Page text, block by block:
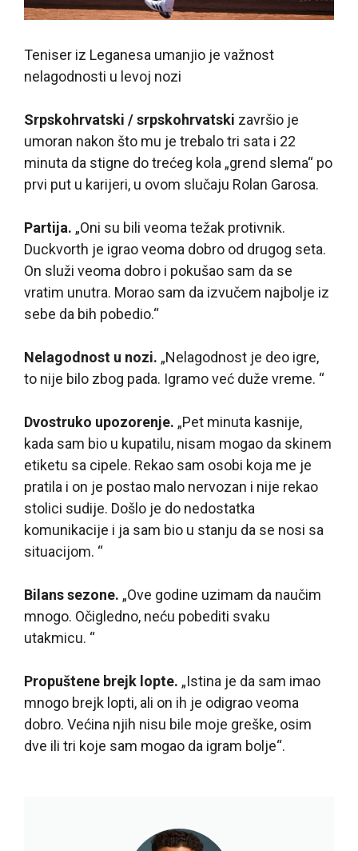
Teniser iz Leganesa umanjio je važnost
nelagodnosti u levoj nozi
Srpskohrvatski / srpskohrvatski završio je
umoran nakon što mu je trebalo tri sata i 22
minuta da stigne do trećeg kola „grend slema“ po
prvi put u karijeri, u ovom slučaju Rolan Garosa.
Partija. „Oni su bili veoma težak protivnik.
Duckvorth je igrao veoma dobro od drugog seta.
On služi veoma dobro i pokušao sam da se
vratim unutra. Morao sam da izvučem najbolje iz
sebe da bih pobedio.“
Nelagodnost u nozi. „Nelagodnost je deo igre,
to nije bilo zbog pada. Igramo već duže vreme. “
Dvostruko upozorenje. „Pet minuta kasnije,
kada sam bio u kupatilu, nisam mogao da skinem
etiketu sa cipele. Rekao sam osobi koja me je
pratila i on je postao malo nervozan i nije rekao
stolici sudije. Došlo je do nedostatka
komunikacije i ja sam bio u stanju da se nosi sa
situacijom. “
Bilans sezone. „Ove godine uzimam da naučim
mnogo. Očigledno, neću pobediti svaku
utakmicu. “
Propuštene brejk lopte. „Istina je da sam imao
mnogo brejk lopti, ali on ih je odigrao veoma
dobro. Većina njih nisu bile moje greške, osim
dve ili tri koje sam mogao da igram bolje“.